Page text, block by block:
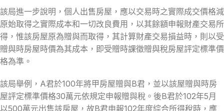
該局進一步說明，個人出售房屋，應以交易時之實際成交價格減
原始取得之實際成本和一切改良費用，以其餘額申報財產交易所
得，惟該房屋原為贈與而取得，其計算財產交易損益時，則以受
贈與時房屋時價為其成本，即受贈時課徵贈與稅房屋評定標準價
格為準。
該局舉例，A君於100年將甲房屋贈與B君，並以該屋贈與時房
屋評定標準價格30萬元依規定申報贈與稅。後B君於102年5月
以500萬元出售該房屋，故B君申報102年度綜合所得稅時，應